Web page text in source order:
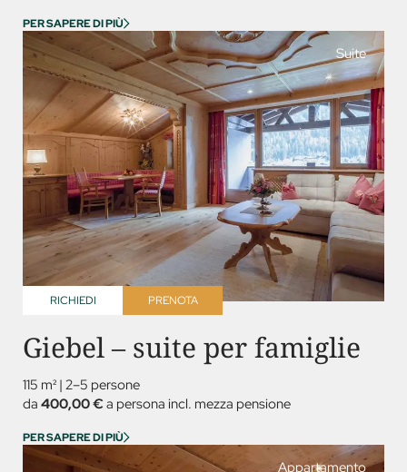
PER SAPERE DI PIÙ
Suite
PRENOTA
RICHIEDI
Giebel – suite per famiglie
115 m² | 2–5 persone
da 400,00 € a persona incl. mezza pensione
PER SAPERE DI PIÙ
Appartamento